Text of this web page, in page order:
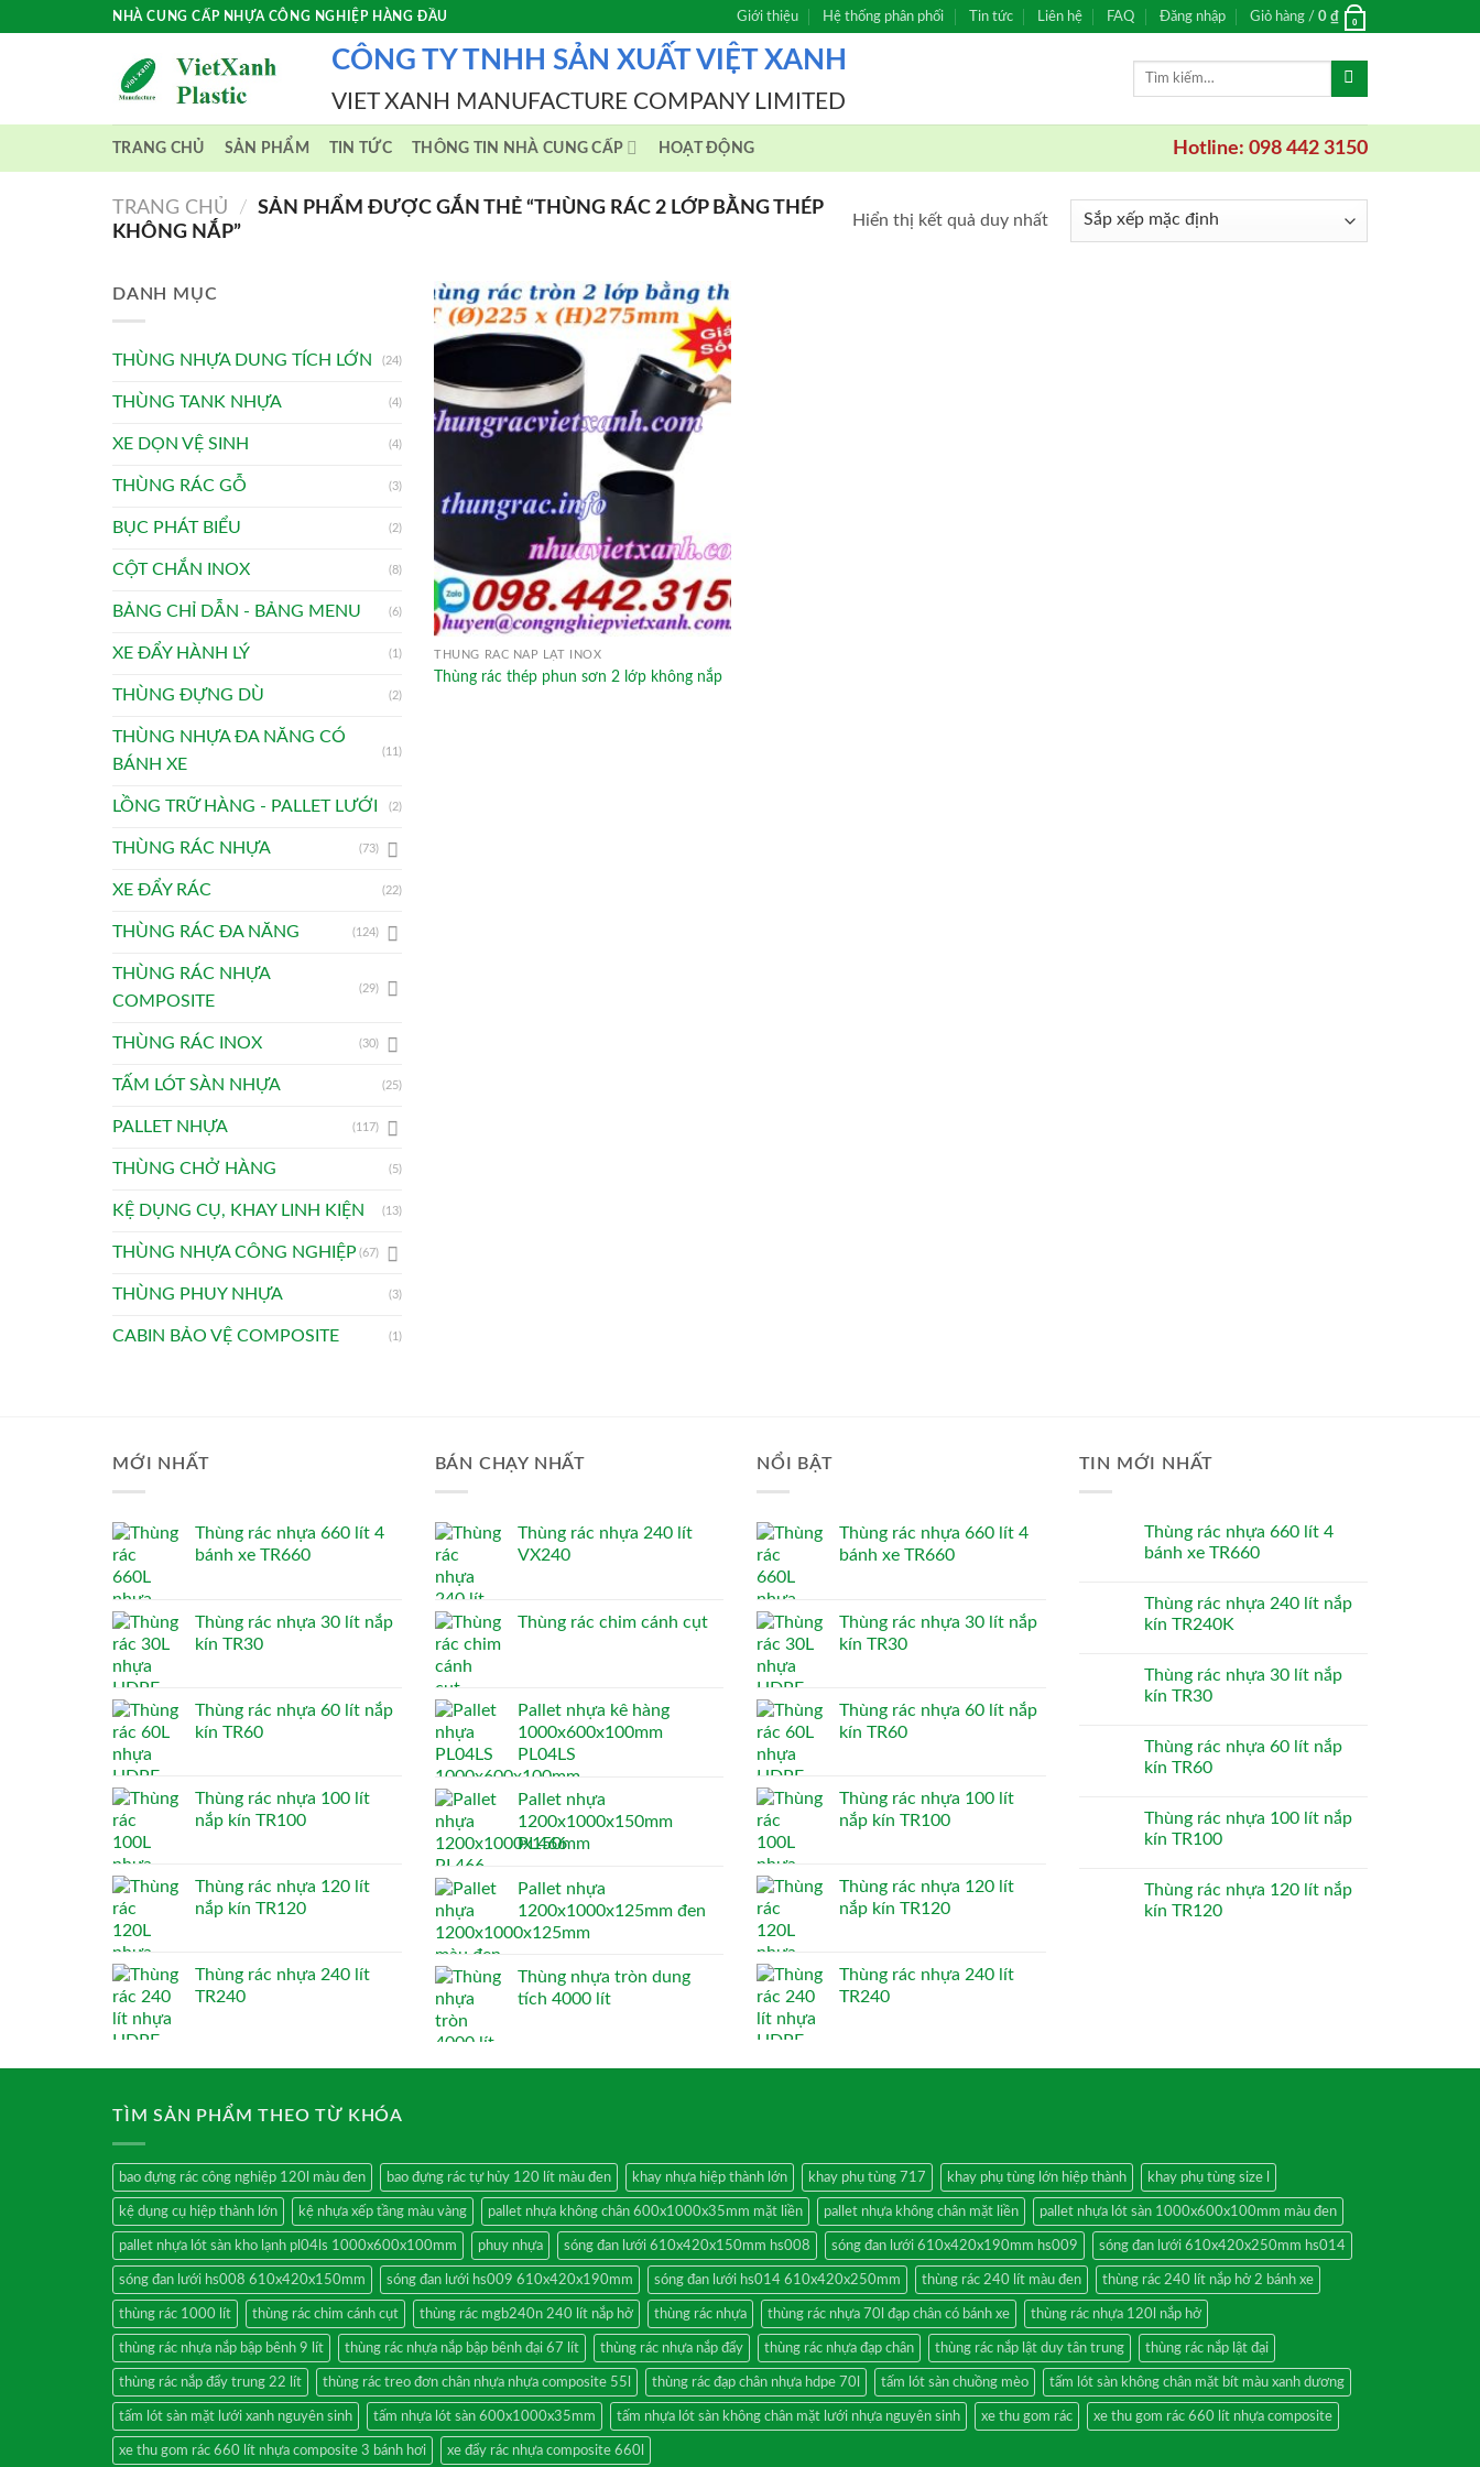
NHÀ CUNG CẤP NHỰA CÔNG NGHIỆP HÀNG ĐẦU Giới thiệu Hệ thống phân phối Tin tức Liên hệ FAQ Đăng nhập Giỏ hàng / 0 ₫ 0
CÔNG TY TNHH SẢN XUẤT VIỆT XANH
VIET XANH MANUFACTURE COMPANY LIMITED
Tìm
TRANG CHỦ SẢN PHẨM TIN TỨC THÔNG TIN NHÀ CUNG CẤP HOẠT ĐỘNG Hotline: 098 442 3150
TRANG CHỦ / SẢN PHẨM ĐƯỢC GẮN THẺ “THÙNG RÁC 2 LỚP BẰNG THÉP
KHÔNG NẮP”
Hiển thị kết quả duy nhất
DANH MỤC
THÙNG NHỰA DUNG TÍCH LỚN (24)
THÙNG TANK NHỰA (4)
XE DỌN VỆ SINH (4)
THÙNG RÁC GỖ (3)
BỤC PHÁT BIỂU (2)
CỘT CHẮN INOX (8)
BẢNG CHỈ DẪN - BẢNG MENU (6)
XE ĐẨY HÀNH LÝ (1)
THÙNG ĐỰNG DÙ (2)
THÙNG NHỰA ĐA NĂNG CÓ
BÁNH XE
(11)
LỒNG TRỮ HÀNG - PALLET LƯỚI (2)
THÙNG RÁC NHỰA (73)
XE ĐẨY RÁC (22)
THÙNG RÁC ĐA NĂNG (124)
THÙNG RÁC NHỰA
COMPOSITE
(29)
THÙNG RÁC INOX (30)
TẤM LÓT SÀN NHỰA (25)
PALLET NHỰA (117)
THÙNG CHỞ HÀNG (5)
KỆ DỤNG CỤ, KHAY LINH KIỆN (13)
THÙNG NHỰA CÔNG NGHIỆP(67)
THÙNG PHUY NHỰA (3)
CABIN BẢO VỆ COMPOSITE (1)
THÙNG RÁC NẮP LẬT INOX
Thùng rác thép phun sơn 2 lớp không nắp
MỚI NHẤT
Thùng rác nhựa 660 lít 4
bánh xe TR660
Thùng rác nhựa 30 lít nắp
kín TR30
Thùng rác nhựa 60 lít nắp
kín TR60
Thùng rác nhựa 100 lít
nắp kín TR100
Thùng rác nhựa 120 lít
nắp kín TR120
Thùng rác nhựa 240 lít
TR240
BÁN CHẠY NHẤT
Thùng rác nhựa 240 lít
VX240
Thùng rác chim cánh cụt
Pallet nhựa kê hàng
1000x600x100mm
PL04LS
Pallet nhựa
1200x1000x150mm
PL466
Pallet nhựa
1200x1000x125mm đen
Thùng nhựa tròn dung
tích 4000 lít
NỔI BẬT
Thùng rác nhựa 660 lít 4
bánh xe TR660
Thùng rác nhựa 30 lít nắp
kín TR30
Thùng rác nhựa 60 lít nắp
kín TR60
Thùng rác nhựa 100 lít
nắp kín TR100
Thùng rác nhựa 120 lít
nắp kín TR120
Thùng rác nhựa 240 lít
TR240
TIN MỚI NHẤT
Thùng rác nhựa 660 lít 4
bánh xe TR660
Thùng rác nhựa 240 lít nắp
kín TR240K
Thùng rác nhựa 30 lít nắp
kín TR30
Thùng rác nhựa 60 lít nắp
kín TR60
Thùng rác nhựa 100 lít nắp
kín TR100
Thùng rác nhựa 120 lít nắp
kín TR120
TÌM SẢN PHẨM THEO TỪ KHÓA
bao đựng rác công nghiệp 120l màu đen bao đựng rác tự hủy 120 lít màu đen khay nhựa hiệp thành lớn khay phụ tùng 717 khay phụ tùng lớn hiệp thành khay phụ tùng size l
kệ dụng cụ hiệp thành lớn kệ nhựa xếp tầng màu vàng pallet nhựa không chân 600x1000x35mm mặt liền pallet nhựa không chân mặt liền pallet nhựa lót sàn 1000x600x100mm màu đen
pallet nhựa lót sàn kho lạnh pl04ls 1000x600x100mm phuy nhựa sóng đan lưới 610x420x150mm hs008 sóng đan lưới 610x420x190mm hs009 sóng đan lưới 610x420x250mm hs014
sóng đan lưới hs008 610x420x150mm sóng đan lưới hs009 610x420x190mm sóng đan lưới hs014 610x420x250mm thùng rác 240 lít màu đen thùng rác 240 lít nắp hở 2 bánh xe
thùng rác 1000 lít thùng rác chim cánh cụt thùng rác mgb240n 240 lít nắp hở thùng rác nhựa thùng rác nhựa 70l đạp chân có bánh xe thùng rác nhựa 120l nắp hở
thùng rác nhựa nắp bập bênh 9 lít thùng rác nhựa nắp bập bênh đại 67 lít thùng rác nhựa nắp đẩy thùng rác nhựa đạp chân thùng rác nắp lật duy tân trung thùng rác nắp lật đại
thùng rác nắp đẩy trung 22 lít thùng rác treo đơn chân nhựa nhựa composite 55l thùng rác đạp chân nhựa hdpe 70l tấm lót sàn chuồng mèo tấm lót sàn không chân mặt bít màu xanh dương
tấm lót sàn mặt lưới xanh nguyên sinh tấm nhựa lót sàn 600x1000x35mm tấm nhựa lót sàn không chân mặt lưới nhựa nguyên sinh xe thu gom rác xe thu gom rác 660 lít nhựa composite
xe thu gom rác 660 lít nhựa composite 3 bánh hơi xe đẩy rác nhựa composite 660l